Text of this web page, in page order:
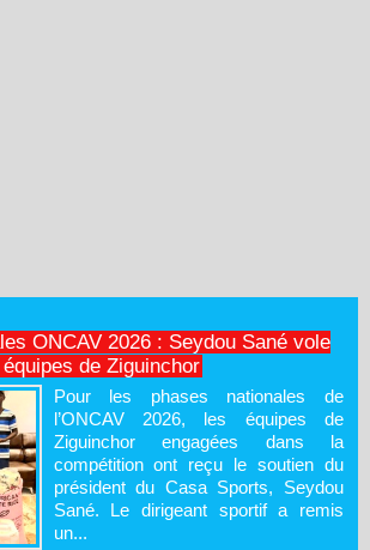
ONCAV 2026 : Seydou Sané vole
de Ziguinchor
Pour les phases nationales de
l’ONCAV 2026, les équipes de
Ziguinchor engagées dans la
compétition ont reçu le soutien du
président du Casa Sports, Seydou
Sané. Le dirigeant sportif a remis
un...